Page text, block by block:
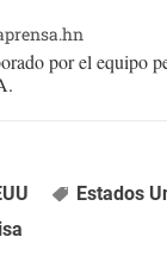
por el equipo
Estados